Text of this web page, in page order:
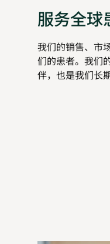
服务全球
我们的销售、市
们的患者。我们
伴，也是我们长